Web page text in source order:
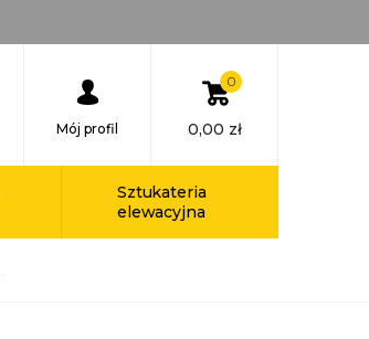
Mój profil
0
0,00 zł
Sztukateria
elewacyjna